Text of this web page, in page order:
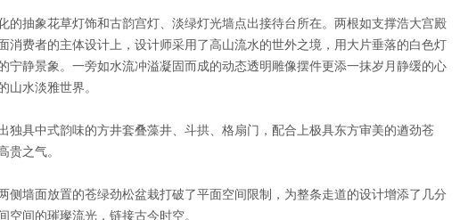
抽象花草灯饰和古韵宫灯、淡绿灯光墙点出接待台所在。两根如支撑浩大宫殿
费者的主体设计上，设计师采用了高山流水的世外之境，用大片垂落的白色灯
静景象。一旁如水流冲溢凝固而成的动态透明雕像摆件更添一抹岁月静缓的心
水淡雅世界。
具中式韵味的方井套叠藻井、斗拱、格扇门，配合上极具东方审美的遒劲苍
之气。
墙面放置的苍绿劲松盆栽打破了平面空间限制，为整条走道的设计增添了几分
空间的璀璨流光，链接古今时空。